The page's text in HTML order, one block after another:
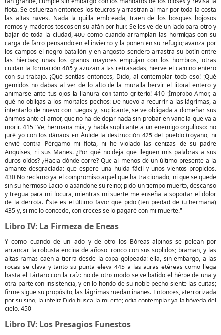
flota. Se esfuerzan entonces los teucros y arrastran al mar por toda la costa
las altas naves. Nada la quilla embreada, traen de los bosques hojosos
remos y maderos toscos en su afán por huir. Se les ve de un lado para otro y
bajar de toda la ciudad, 400 como cuando arramplan las hormigas con su
carga de farro pensando en el invierno y la ponen en su refugio; avanza por
los campos el negro batallón y en angosto sendero arrastra su botín entre
las hierbas; unas los granos mayores empujan con los hombros, otras
cuidan la formación 405 y azuzan a las retrasadas, hierve el camino entero
con su trabajo. ¡Qué sentías entonces, Dido, al contemplar todo eso! ¡Qué
gemidos no dabas al ver de lo alto de la muralla hervir el litoral entero y
animarse ante tus ojos la llanura con tanto griterío! 410 ¡Ímprobo Amor, a
qué no obligas a los mortales pechos! De nuevo a recurrir a las lágrimas, a
intentarlo de nuevo con ruegos y, suplicante, se ve obligada a domeñar sus
ánimos ante el amor, que no ha de dejar nada sin probar en vano la que va a
morir. 415 "Ve, hermana mía, y habla suplicante a un enemigo orgulloso: no
juré yo con los dánaos en Áulide la destrucción 425 del pueblo troyano, ni
envié contra Pérgamo mi flota, ni he violado las cenizas de su padre
Anquises, ni sus Manes. ¿Por qué no deja que lleguen mis palabras a sus
duros oídos? ¿Hacia dónde corre? Que al menos dé un último presente a la
amante desgraciada: que espere una huida fácil y unos vientos propicios.
430 No reclamo ya el compromiso aquel que ha traicionado, ni que se quede
sin su hermoso Lacio o abandone su reino; pido un tiempo muerto, descanso
y tregua para mi locura, mientras mi suerte me enseña a soportar el dolor
de la derrota. Éste es el último favor que pido (ten piedad de tu hermana)
435 y, si me lo concede, con creces se lo pagaré con mi muerte."
Libro IV: La Firmeza de Eneas
Y como cuando de un lado y de otro los Bóreas alpinos se pelean por
arrancar la robusta encina de añoso tronco con sus soplidos; braman, y las
altas ramas caen a tierra desde la copa golpeada; ella, sin embargo, a las
rocas se clava y tanto su punta eleva 445 a las auras etéreas como llega
hasta el Tártaro con la raíz: no de otro modo se ve batido el héroe de una y
otra parte con insistencia, y en lo hondo de su noble pecho siente las cuitas;
firme sigue su propósito, las lágrimas ruedan inanes. Entonces, aterrorizada
por su sino, la infeliz Dido busca la muerte; odia contemplar ya la bóveda del
cielo. 450
Libro IV: Los Presagios Funestos